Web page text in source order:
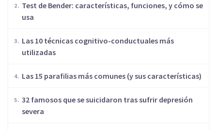
Test de Bender: características, funciones, y cómo se
usa
Las 10 técnicas cognitivo-conductuales más
utilizadas
Las 15 parafilias más comunes (y sus características)
32 famosos que se suicidaron tras sufrir depresión
severa